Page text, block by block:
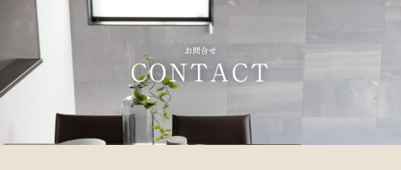
お問合せ
CONTACT